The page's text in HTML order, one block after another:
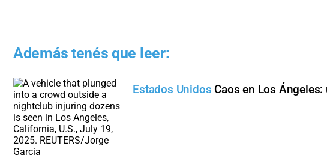
Además tenés que leer:
Estados Unidos Caos en Los